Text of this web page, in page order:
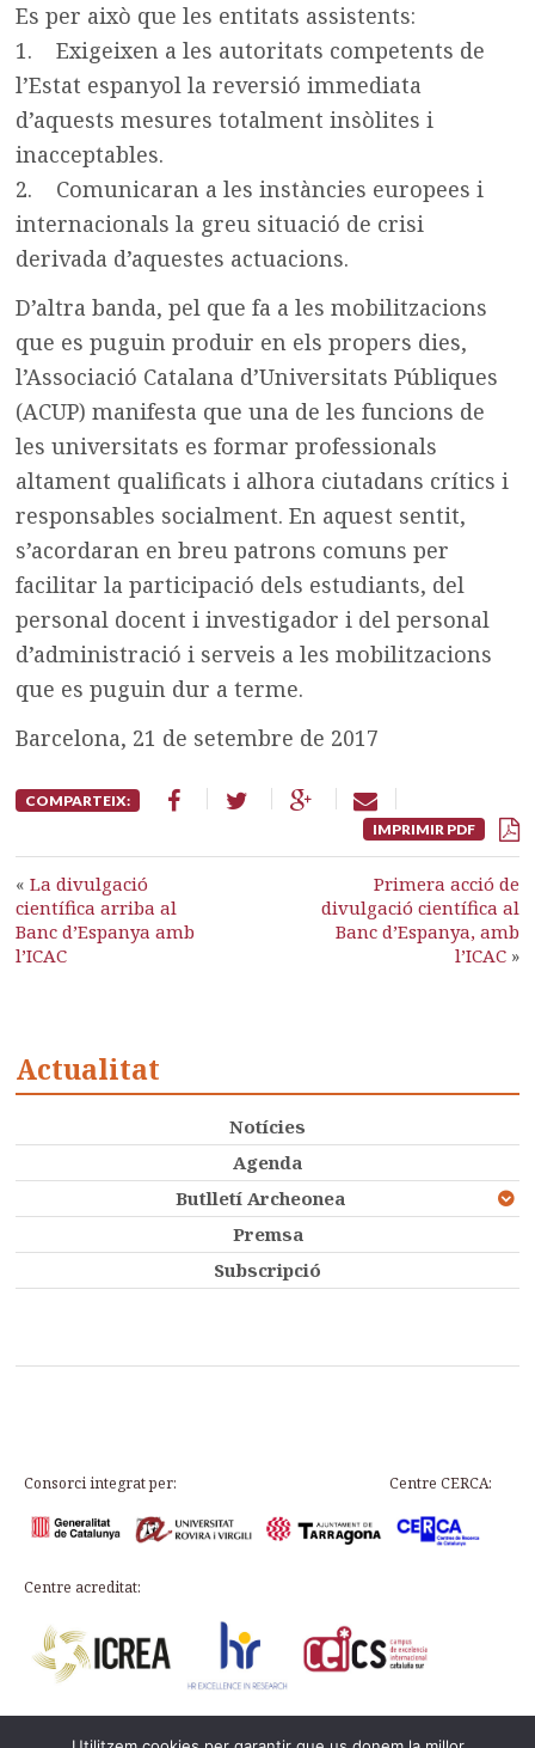
Es per això que les entitats assistents:
1. Exigeixen a les autoritats competents de
l’Estat espanyol la reversió immediata
d’aquests mesures totalment insòlites i
inacceptables.
2. Comunicaran a les instàncies europees i
internacionals la greu situació de crisi
derivada d’aquestes actuacions.
D’altra banda, pel que fa a les mobilitzacions
que es puguin produir en els propers dies,
l’Associació Catalana d’Universitats Públiques
(ACUP) manifesta que una de les funcions de
les universitats es formar professionals
altament qualificats i alhora ciutadans crítics i
responsables socialment. En aquest sentit,
s’acordaran en breu patrons comuns per
facilitar la participació dels estudiants, del
personal docent i investigador i del personal
d’administració i serveis a les mobilitzacions
que es puguin dur a terme.
Barcelona, 21 de setembre de 2017
COMPARTEIX:
IMPRIMIR PDF
«La divulgació
científica arriba al
Banc d’Espanya amb
l’ICAC
Primera acció de
divulgació científica al
Banc d’Espanya, amb
l’ICAC»
Actualitat
Notícies
Agenda
Butlletí Archeonea
Premsa
Subscripció
Consorci integrat per: Centre CERCA:
Centre acreditat: